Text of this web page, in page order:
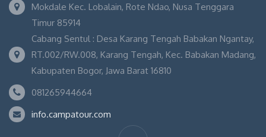
Mokdale Kec. Lobalain, Rote Ndao, Nusa Tenggara
Timur 85914
Cabang Sentul : Desa Karang Tengah Babakan Ngantay,
RT.002/RW.008, Karang Tengah, Kec. Babakan Madang,
Kabupaten Bogor, Jawa Barat 16810
081265944664
info.campatour.com